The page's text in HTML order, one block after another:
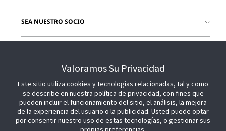
SEA NUESTRO SOCIO
Valoramos Su Privacidad
Este sitio utiliza cookies y tecnologías relacionadas, tal y como
se describe en nuestra política de privacidad, con fines que
pueden incluir el funcionamiento del sitio, el análisis, la mejora
de la experiencia del usuario o la publicidad. Usted puede optar
por consentir nuestro uso de estas tecnologías, o gestionar sus